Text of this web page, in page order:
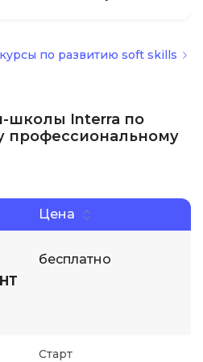
по развитию soft skills
школы Interra по
профессиональному
Цена
бесплатно
Старт